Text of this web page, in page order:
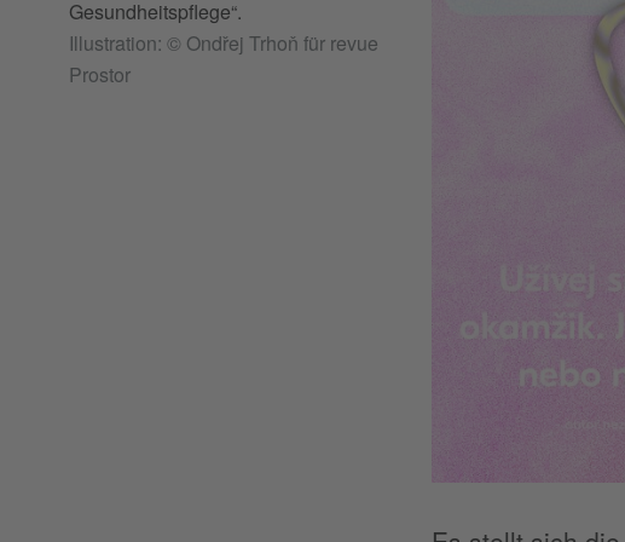
Gesundheitspflege“.
Illustration: © Ondřej Trhoň für revue
Prostor